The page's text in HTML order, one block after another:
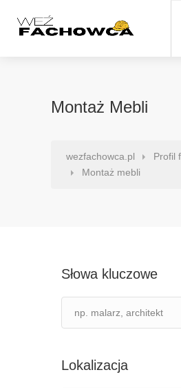
Montaż Mebli
wezfachowca.pl
Profil
Montaż mebli
Słowa kluczowe
Lokalizacja